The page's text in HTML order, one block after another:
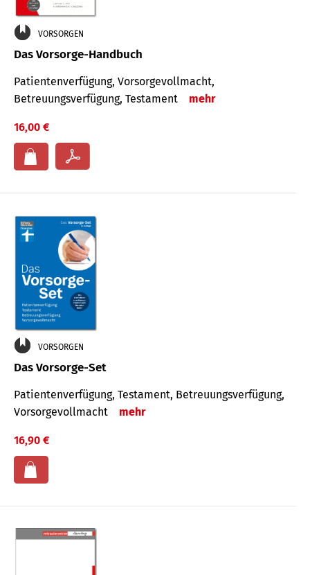
VORSORGEN
Das Vorsorge-Handbuch
Patientenverfügung, Vorsorgevollmacht,
Betreuungsverfügung, Testament
mehr
16,00 €
VORSORGEN
Das Vorsorge-Set
Patienten­ver­fügung, Testa­ment, Be­treuungs­verfü­gung,
Vor­sorge­voll­macht
mehr
16,90 €